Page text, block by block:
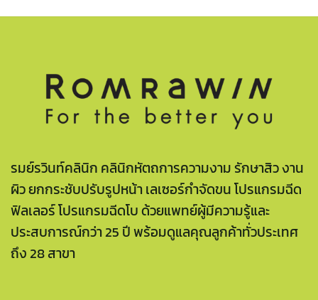
รมย์รวินท์คลินิก คลินิกหัตถการความงาม รักษาสิว งาน
ผิว ยกกระชับปรับรูปหน้า เลเซอร์กำจัดขน โปรแกรมฉีด
ฟิลเลอร์ โปรแกรมฉีดโบ ด้วยแพทย์ผู้มีความรู้และ
ประสบการณ์กว่า 25 ปี พร้อมดูแลคุณลูกค้าทั่วประเทศ
ถึง 28 สาขา